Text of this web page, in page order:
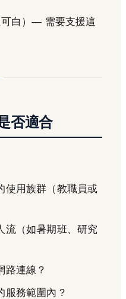
白）— 需要支援這
否適合
使用族群（教職員或
流（如暑期班、研究
路連線？
服務範圍內？